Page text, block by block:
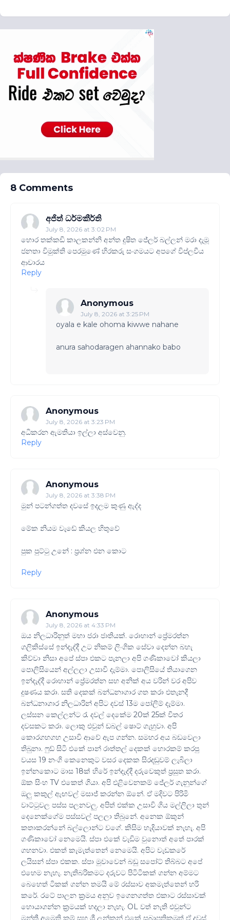
8 Comments
අජිත් ධර්මකීර්ති
July 8, 2026 at 3:02 PM
හොර තක්කඩි කාලකන්නි අන්ත දුෂිත ජේලර් බල්ලන් මරා දැමූ
ජනතා විමුක්ති පෙරමුණේ හිරකරු සංගමයට අපගේ විප්ලවීය
ආචාරය
Reply
Anonymous
July 8, 2026 at 3:25 PM
oyala e kale ohoma kiwwe nahane
anura sahodaragen ahannako babo
Anonymous
July 8, 2026 at 3:23 PM
අධිකරන ඇමතියා ඉල්ලා අස්වෙනු.
Reply
Anonymous
July 8, 2026 at 3:38 PM
මුන් පටන්ගත්ත දවසේ ඉදලම කුණු ඇද්ද
මේක නියම වැඩේ කියල හිතුවේ
පුක පුට්ටු උනේ : ප්‍රශ්න එන කොට
Reply
Anonymous
July 8, 2026 at 4:33 PM
ඔය නිලධාරිනුත් මහා ජරා ජාතියක්. රොහාන් ප්‍රේමරත්න
ගලිකිස්සේ ඉන්දැද්දී උට නිකම් ලිංගික සේවා දෙන්න බහැ
කිව්වා නිසා අපේ ස්පා එකට පැනලා අපි ගණිකාවෝ කියලා
පොලිසියෙන් අල්ලලා උසාවි දැම්මා. පොලිසියේ තියාගෙන
ඉන්දැද්දී රොහාන් ප්‍රේමරත්න සහ අනික් අය වරින් වර අපිව
දුෂණය කරා. සති දෙකක් බන්ධනාගාර ගත කරා එතැනදී
බන්ධනාගාර නිලධාරින් අපිට දවස් 13ම පෝලිම් දැම්මා.
ලස්සන කෙල්ලන්ට රැ දවල් දෙකේම 20ක් 25ක් විතර
දවසකට කරා. ලොකු එවුන් ඩබල් ෂොට් ගැහුවා. අපි
කොරගහගහ උසාවි ආවේ ඇප ගන්න. සමහර අය බඩවෙලා
තිබුනා. ෆුඩ් සිටි එකේ පාන් රාත්තල් දෙකක් හොරකම් කරපු
වයස 19 නංගි කෙනෙකුට වසර දෙකක සිරදඬුවම් ලැබිලා
ඉන්නකොට මාස 18ක් හිරේ ඉන්දැද්දී දරුවෙකුත් ප්‍රසුත කරා.
ඕක සිංහ TV එකෙත් ගියා. අපි එළිවෙනකම් ජේලර් ගැනුන්ගේ
ඔලු කකුල් ඇඟවල් මසාජ් කරන්න ඕනේ. ඒ මදිවට පිරිමි
වාට්ටුවල පස්ස පලනවලු. අපිත් එක්ක උසාවි ගිය මල්ලිලා තුන්
දෙනෙක්ගේම පස්සවල් පලලා තිබුනේ. අනෙක ඕකුන්
කතාකරන්නේ බල්ලොන්ට වගේ. කිසිම හැදියාවක් නැහැ. අපි
ගණිකාවෝ නෙමෙයි. ස්පා එකේ වැඩිම වුනොත් අතේ පාරක්
ගහනවා. එකත් කැමැත්තෙන් නෙමෙයි. අපිට වැඩකරේ
ලයිසන් ස්‌පා එකක. ස්පා මුවාවෙන් බඩු සපෝට් තිබ්බට අපේ
එහෙම නැහැ. නැතිබරිකමට දරුවට පිටිටිකක් ගන්න අම්මට
බෙහෙත් ටිකක් ගන්න තමයි මේ රස්සාව අකමැත්තෙන් හරි
කරේ. රටේ පාලන ක්‍රමය අනුව ඉගෙනගත්ත එකාට රස්සාවක්
හොයාගන්න ක්‍රමයක් හදලා නැහැ. OL වත් නැති එවුන්ට
මන්ත්‍රී අමෙති කම් සහ ශ්‍රී ලන්කන් එකේ සබාපතිකමුත් ඒ දවස්